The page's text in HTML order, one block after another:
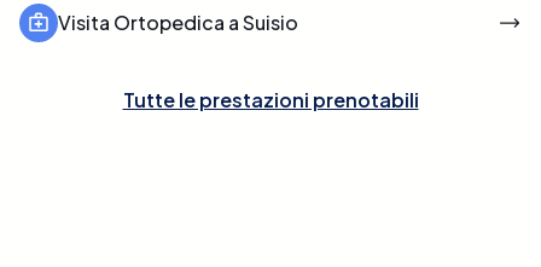
Visita Ortopedica a Suisio
Tutte le prestazioni prenotabili